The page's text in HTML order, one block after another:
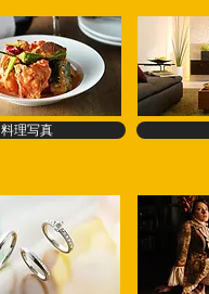
料理写真